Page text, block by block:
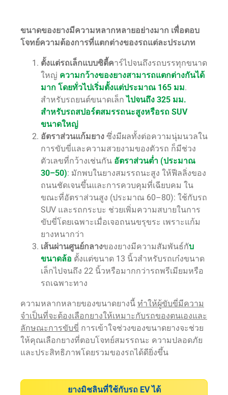
ขนาดของยางมีความหลากหลายอย่างมาก เพื่อตอบ
โจทย์ความต้องการที่แตกต่างของรถแต่ละประเภท
ตั้งแต่รถเล็กแบบซิตี้คาร์ไปจนถึงรถบรรทุกขนาด
ใหญ่ ความกว้างของยางสามารถแตกต่างกันได้
มาก โดยทั่วไปเริ่มตั้งแต่ประมาณ 165 มม.
สำหรับรถยนต์ขนาดเล็กไปจนถึง 325 มม.
สำหรับรถสปอร์ตสมรรถนะสูงหรือรถ SUV
ขนาดใหญ่
อัตราส่วนแก้มยาง ซึ่งมีผลทั้งต่อความนุ่มนวลใน
การขับขี่และความสวยงามของตัวรถ ก็มีช่วง
ตัวเลขที่กว้างเช่นกัน อัตราส่วนต่ำ (ประมาณ
30–50): มักพบในยางสมรรถนะสูง ให้ฟีลลิ่งของ
ถนนชัดเจนขึ้นและการควบคุมที่เฉียบคม ใน
ขณะที่อัตราส่วนสูง (ประมาณ 60–80): ใช้กับรถ
SUV และรถกระบะ ช่วยเพิ่มความสบายในการ
ขับขี่โดยเฉพาะเมื่อเจอถนนขรุขระ เพราะแก้ม
ยางหนากว่า
เส้นผ่านศูนย์กลางของยางมีความสัมพันธ์กับ
ขนาดล้อ ตั้งแต่ขนาด 13 นิ้วสำหรับรถเก๋งขนาด
เล็กไปจนถึง 22 นิ้วหรือมากกว่ารถพรีเมียมหรือ
รถเฉพาะทาง
ความหลากหลายของขนาดยางนี้ ทำให้ผู้ขับขี่มีความ
จำเป็นที่จะต้องเลือกยางให้เหมาะกับรถของตนเองและ
ลักษณะการขับขี่ การเข้าใจช่วงของขนาดยางจะช่วย
ให้คุณเลือกยางที่ตอบโจทย์สมรรถนะ ความปลอดภัย
และประสิทธิภาพโดยรวมของรถได้ดียิ่งขึ้น
ยางมิชลินที่ใช้กับรถ EV ได้